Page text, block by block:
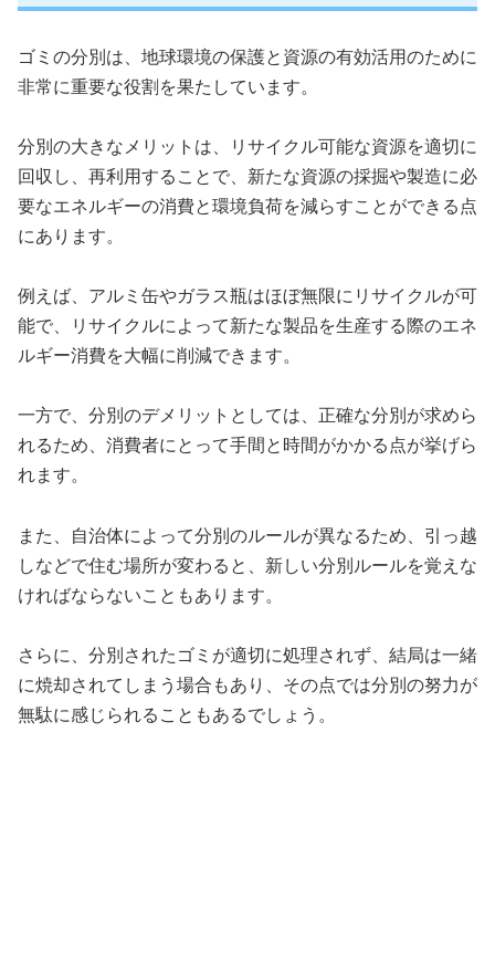
ゴミの分別は、地球環境の保護と資源の有効活用のために
非常に重要な役割を果たしています。
分別の大きなメリットは、リサイクル可能な資源を適切に
回収し、再利用することで、新たな資源の採掘や製造に必
要なエネルギーの消費と環境負荷を減らすことができる点
にあります。
例えば、アルミ缶やガラス瓶はほぼ無限にリサイクルが可
能で、リサイクルによって新たな製品を生産する際のエネ
ルギー消費を大幅に削減できます。
一方で、分別のデメリットとしては、正確な分別が求めら
れるため、消費者にとって手間と時間がかかる点が挙げら
れます。
また、自治体によって分別のルールが異なるため、引っ越
しなどで住む場所が変わると、新しい分別ルールを覚えな
ければならないこともあります。
さらに、分別されたゴミが適切に処理されず、結局は一緒
に焼却されてしまう場合もあり、その点では分別の努力が
無駄に感じられることもあるでしょう。